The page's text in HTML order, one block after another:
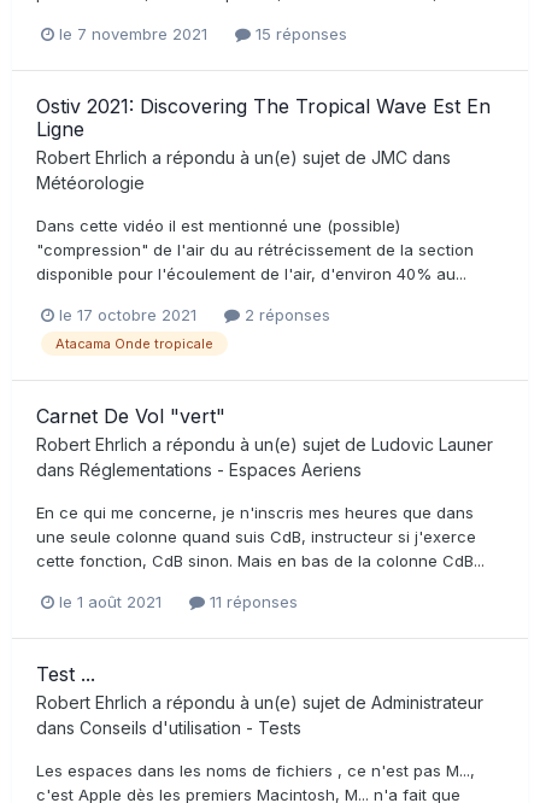
le 7 novembre 2021 15 réponses
Ostiv 2021: Discovering The Tropical Wave Est En
Ligne
Robert Ehrlich a répondu à un(e) sujet de JMC dans
Météorologie
Dans cette vidéo il est mentionné une (possible)
"compression" de l'air du au rétrécissement de la section
disponible pour l'écoulement de l'air, d'environ 40% au...
le 17 octobre 2021 2 réponses
Atacama Onde tropicale
Carnet De Vol "vert"
Robert Ehrlich a répondu à un(e) sujet de Ludovic Launer
dans Réglementations - Espaces Aeriens
En ce qui me concerne, je n'inscris mes heures que dans
une seule colonne quand suis CdB, instructeur si j'exerce
cette fonction, CdB sinon. Mais en bas de la colonne CdB...
le 1 août 2021 11 réponses
Test ...
Robert Ehrlich a répondu à un(e) sujet de Administrateur
dans Conseils d'utilisation - Tests
Les espaces dans les noms de fichiers , ce n'est pas M...,
c'est Apple dès les premiers Macintosh, M... n'a fait que